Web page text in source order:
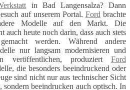
in Bad Langensalza? Dann
auf unserem Portal. Ford brachte
Modelle auf den Markt. Die
auch heute noch darin, dass auch stets
werden. Während andere
nur langsam modernisieren und
veröffentlichen, produziert Ford
die besonders beeindruckend oder
sind nicht nur aus technischer Sicht
beeindrucken auch optisch. In